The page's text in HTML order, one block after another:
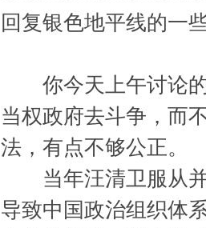
回复银色地平线的一
你今天上午讨论的
当权政府去斗争，而
法，有点不够公正。
当年汪清卫服从并
导致中国政治组织体